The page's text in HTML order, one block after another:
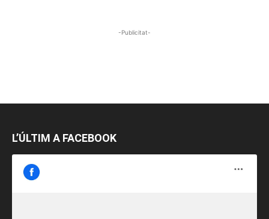
-Publicitat-
L’ÚLTIM A FACEBOOK